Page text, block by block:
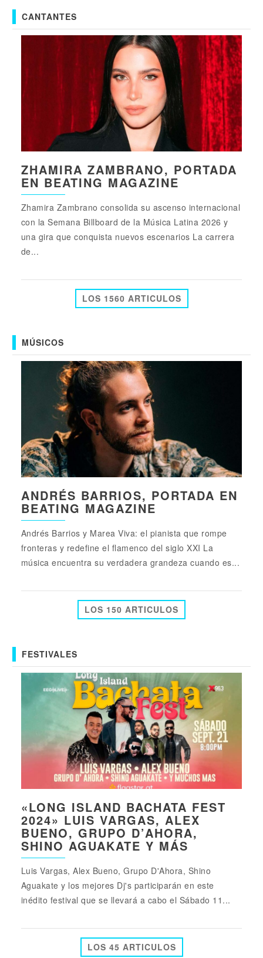
CANTANTES
ZHAMIRA ZAMBRANO, PORTADA
EN BEATING MAGAZINE
Zhamira Zambrano consolida su ascenso internacional
con la Semana Billboard de la Música Latina 2026 y
una gira que conquista nuevos escenarios La carrera
de...
LOS 1560 ARTICULOS
MÚSICOS
ANDRÉS BARRIOS, PORTADA EN
BEATING MAGAZINE
Andrés Barrios y Marea Viva: el pianista que rompe
fronteras y redefine el flamenco del siglo XXI La
música encuentra su verdadera grandeza cuando es...
LOS 150 ARTICULOS
FESTIVALES
«LONG ISLAND BACHATA FEST
2024» LUIS VARGAS, ALEX
BUENO, GRUPO D’AHORA,
SHINO AGUAKATE Y MÁS
Luis Vargas, Alex Bueno, Grupo D'Ahora, Shino
Aguakate y los mejores Dj's participarán en este
inédito festival que se llevará a cabo el Sábado 11...
LOS 45 ARTICULOS